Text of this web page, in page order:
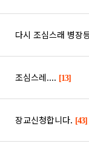
다시 조심스래 병장
조심스레.... [13]
장교신청합니다. [43]